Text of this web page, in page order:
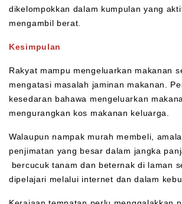
dikelompokkan dalam kumpulan yang
mengambil berat.
Kesimpulan
Rakyat mampu mengeluarkan makanan
mengatasi masalah jaminan makanan.
kesedaran bahawa mengeluarkan
mengurangkan kos makanan keluarga.
Walaupun nampak murah membeli,
penjimatan yang besar dalam jangka
bercucuk tanam dan beternak di laman
dipelajari melalui internet dan dalam